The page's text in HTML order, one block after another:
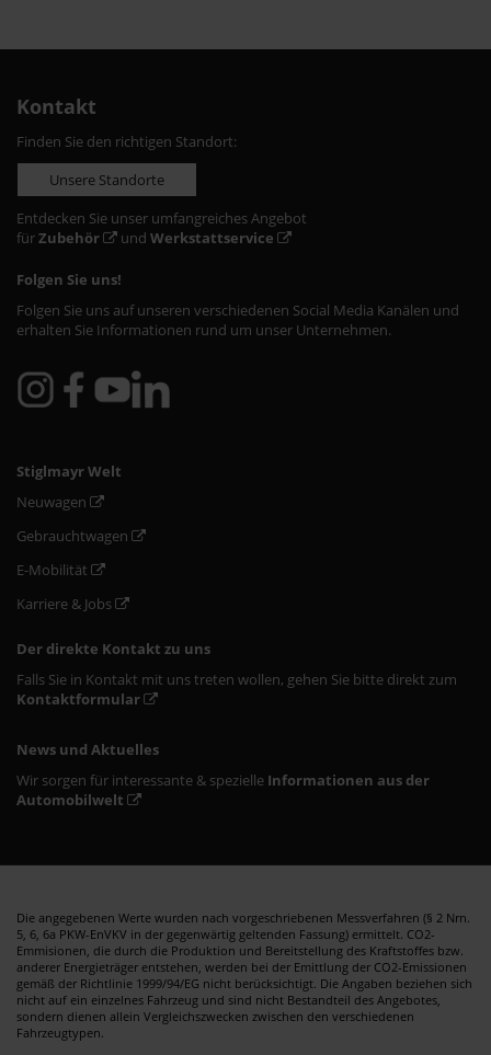
Kontakt
Finden Sie den richtigen Standort:
Unsere Standorte
Entdecken Sie unser umfangreiches Angebot
fürZubehör und Werkstattservice
Folgen Sie uns!
Folgen Sie uns auf unseren verschiedenen Social Media Kanälen und
erhalten Sie Informationen rund um unser Unternehmen.
Stiglmayr Welt
Neuwagen
Gebrauchtwagen
E-Mobilität
Karriere & Jobs
Der direkte Kontakt zu uns
Falls Sie in Kontakt mit uns treten wollen, gehen Sie bitte direkt zum
Kontaktformular
News und Aktuelles
Wir sorgen für interessante & spezielle Informationen aus der
Automobilwelt
Die angegebenen Werte wurden nach vorgeschriebenen Messverfahren (§ 2 Nrn.
5, 6, 6a PKW-EnVKV in der gegenwärtig geltenden Fassung) ermittelt. CO2-
Emmisionen, die durch die Produktion und Bereitstellung des Kraftstoffes bzw.
anderer Energieträger entstehen, werden bei der Emittlung der CO2-Emissionen
gemäß der Richtlinie 1999/94/EG nicht berücksichtigt. Die Angaben beziehen sich
nicht auf ein einzelnes Fahrzeug und sind nicht Bestandteil des Angebotes,
sondern dienen allein Vergleichszwecken zwischen den verschiedenen
Fahrzeugtypen.